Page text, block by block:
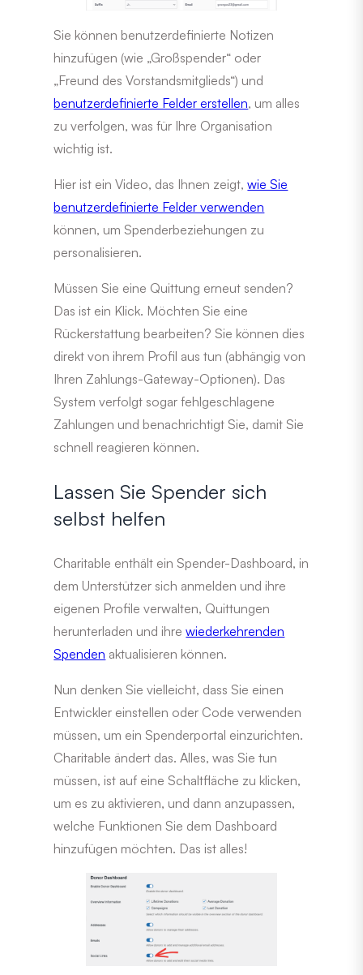
Sie können benutzerdefinierte Notizen
hinzufügen (wie „Großspender“ oder
„Freund des Vorstandsmitglieds“) und
benutzerdefinierte Felder erstellen, um alles
zu verfolgen, was für Ihre Organisation
wichtig ist.
Hier ist ein Video, das Ihnen zeigt,wie Sie
benutzerdefinierte Felder verwenden
können, um Spenderbeziehungen zu
personalisieren.
Müssen Sie eine Quittung erneut senden?
Das ist ein Klick. Möchten Sie eine
Rückerstattung bearbeiten? Sie können dies
direkt von ihrem Profil aus tun (abhängig von
Ihren Zahlungs-Gateway-Optionen). Das
System verfolgt sogar fehlgeschlagene
Zahlungen und benachrichtigt Sie, damit Sie
schnell reagieren können.
Lassen Sie Spender sich
selbst helfen
Charitable enthält ein Spender-Dashboard, in
dem Unterstützer sich anmelden und ihre
eigenen Profile verwalten, Quittungen
herunterladen und ihrewiederkehrenden
Spenden aktualisieren können.
Nun denken Sie vielleicht, dass Sie einen
Entwickler einstellen oder Code verwenden
müssen, um ein Spenderportal einzurichten.
Charitable ändert das. Alles, was Sie tun
müssen, ist auf eine Schaltfläche zu klicken,
um es zu aktivieren, und dann anzupassen,
welche Funktionen Sie dem Dashboard
hinzufügen möchten. Das ist alles!